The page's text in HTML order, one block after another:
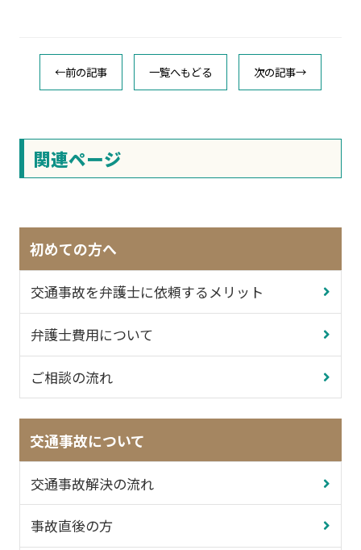
初めての方へ
交通事故を弁護士に依頼するメリット
弁護士費用について
ご相談の流れ
交通事故について
交通事故解決の流れ
事故直後の方
←前の記事 一覧へもどる 次の記事→
関連ページ